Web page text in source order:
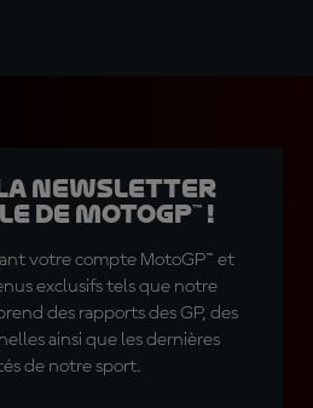
la Newsletter
MotoGP™ !
votre compte MotoGP™ et
exclusifs tels que notre
des rapports des GP, des
ainsi que les dernières
de notre sport.